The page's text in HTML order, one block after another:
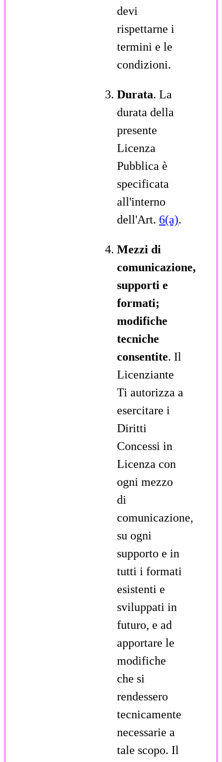
devi
rispettarne i
termini e le
condizioni.
Durata. La
durata della
presente
Licenza
Pubblica è
specificata
all'interno
dell'Art. 6(a).
Mezzi di
comunicazione,
supporti e
formati;
modifiche
tecniche
consentite. Il
Licenziante
Ti autorizza a
esercitare i
Diritti
Concessi in
Licenza con
ogni mezzo
di
comunicazione,
su ogni
supporto e in
tutti i formati
esistenti e
sviluppati in
futuro, e ad
apportare le
modifiche
che si
rendessero
tecnicamente
necessarie a
tale scopo. Il